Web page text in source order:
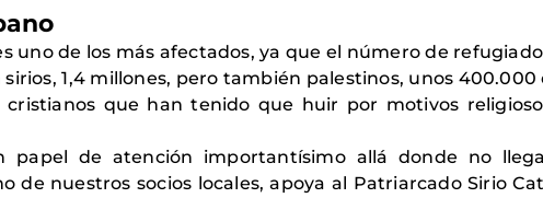
uno de los más afectados, ya que el número de
1,4 millones, pero también palestinos, unos 400.000
que han tenido que huir por motivos
papel de atención importantísimo allá donde no
de nuestros socios locales, apoya al Patriarcado Sirio